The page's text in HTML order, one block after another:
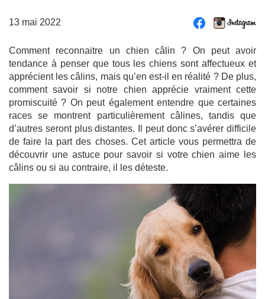
13 mai 2022
Comment reconnaitre un chien câlin ? On peut avoir
tendance à penser que tous les chiens sont affectueux et
apprécient les câlins, mais qu’en est-il en réalité ? De plus,
comment savoir si notre chien apprécie vraiment cette
promiscuité ? On peut également entendre que certaines
races se montrent particulièrement câlines, tandis que
d’autres seront plus distantes. Il peut donc s’avérer difficile
de faire la part des choses. Cet article vous permettra de
découvrir une astuce pour savoir si votre chien aime les
câlins ou si au contraire, il les déteste.